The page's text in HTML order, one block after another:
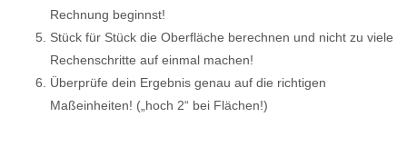
Rechnung beginnst!
Stück für Stück die Oberfläche berechnen und nicht zu viele
Rechenschritte auf einmal machen!
Überprüfe dein Ergebnis genau auf die richtigen
Maßeinheiten! („hoch 2“ bei Flächen!)